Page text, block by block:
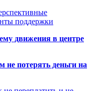
поддержки
движения в центре
потерять деньги на